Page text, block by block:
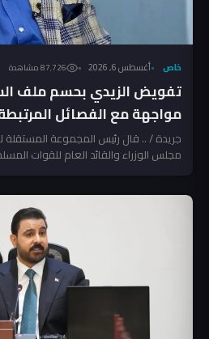
خاص أغسطس 6, 2026 87٬726 مشاهدة
تفويض الزيدي بحسم ملف
مواجهة مع الفصائل المرتبطة
جريدة / .. قال رئيس المجموعة المستقلة
مجلس الوزراء والقائد العام للقوات